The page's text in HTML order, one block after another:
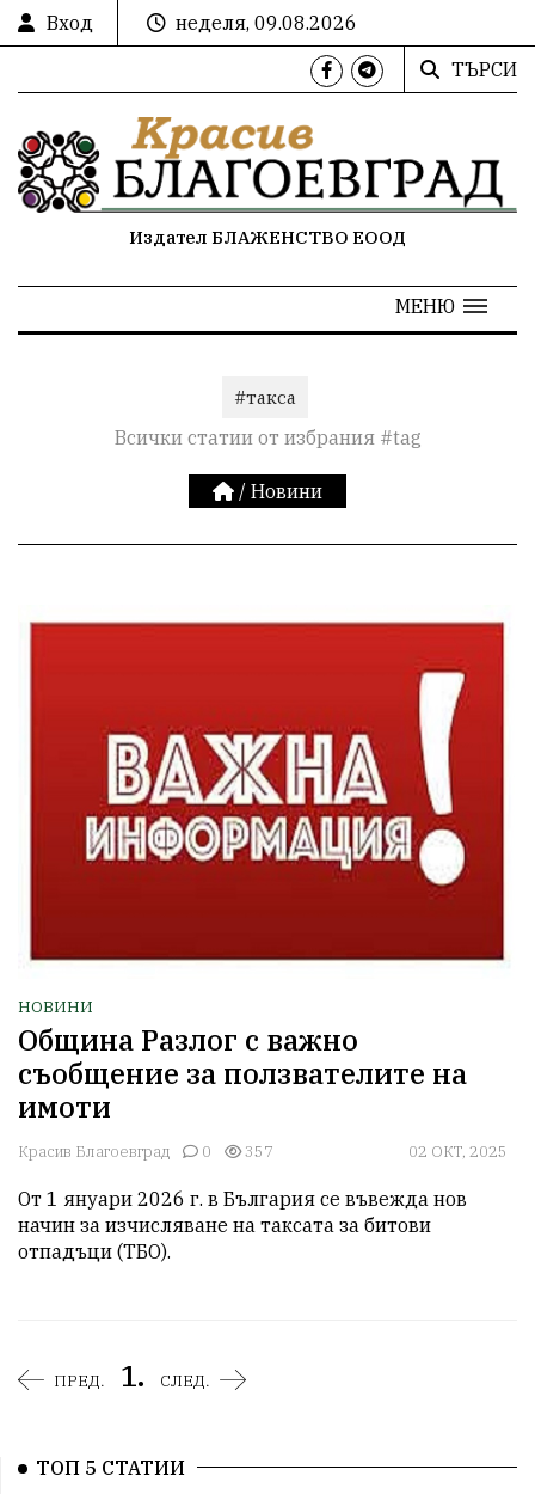
Вход
неделя, 09.08.2026
ТЪРСИ
Издател БЛАЖЕНСТВО ЕООД
МЕНЮ
#такса
Всички статии от избрания #tag
/ Новини
НОВИНИ
Община Разлог с важно
съобщение за ползвателите на
имоти
Красив Благоевград 0 357 02 ОКТ, 2025
От 1 януари 2026 г. в България се въвежда нов
начин за изчисляване на таксата за битови
отпадъци (ТБО).
ПРЕД. 1. СЛЕД.
ТОП 5 СТАТИИ